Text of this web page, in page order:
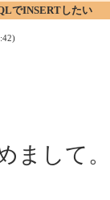
でINSERTしたい
まして